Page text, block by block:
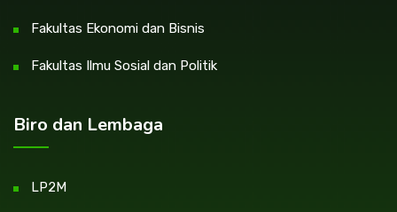
Fakultas Ekonomi dan Bisnis
Fakultas Ilmu Sosial dan Politik
Biro dan Lembaga
LP2M